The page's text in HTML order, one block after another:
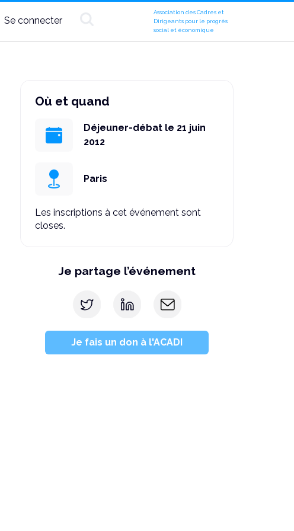
Se connecter
Association des Cadres et
Dirigeants pour le progrès
social et économique
Où et quand
Déjeuner-débat le 21 juin
2012
Paris
Les inscriptions à cet événement sont
closes.
Je partage l’événement
Je fais un don à l'ACADI